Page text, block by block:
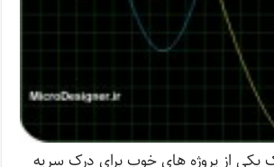
یکی از پروژه های خوب برای درک سریه